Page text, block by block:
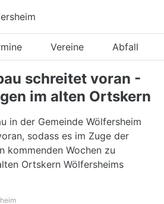
Vereine Abfall
schreitet voran -
im alten Ortskern
in der Gemeinde Wölfersheim
sodass es im Zuge der
kommenden Wochen zu
Ortskern Wölfersheims